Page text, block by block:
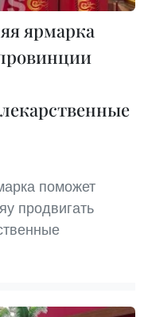
ярмарка
поможет
продвигать